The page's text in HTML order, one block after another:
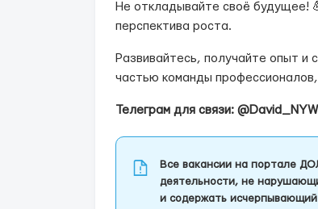
Не откладывайте своё будущее!
перспектива роста.
Развивайтесь, получайте опыт и
частью команды
Телеграм для связи: @David_NYW
Все вакансии на портале
деятельности, не
и содержать исчерпывающий